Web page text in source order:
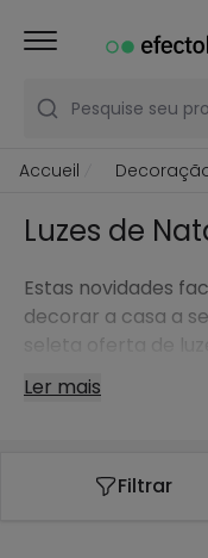
Pesquise seu
Accueil
Luzes de
Estas novidades
decorar a casa a
seleta oferta de
catálogo online.
Ler mais
Filtrar